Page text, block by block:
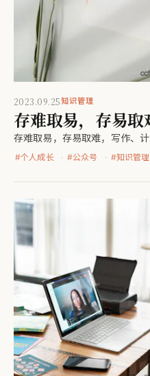
2023.09.25知识管理
存难取易，存易取
存难取易，存易取难，写作、计
#个人成长 #公众号 #知识管理